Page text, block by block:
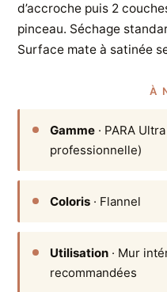
d’accroche puis 2
pinceau. Séchage
Surface mate à satinée
À
Gamme · PARA
professionnelle)
Coloris · Flannel
Utilisation · Mur
recommandées